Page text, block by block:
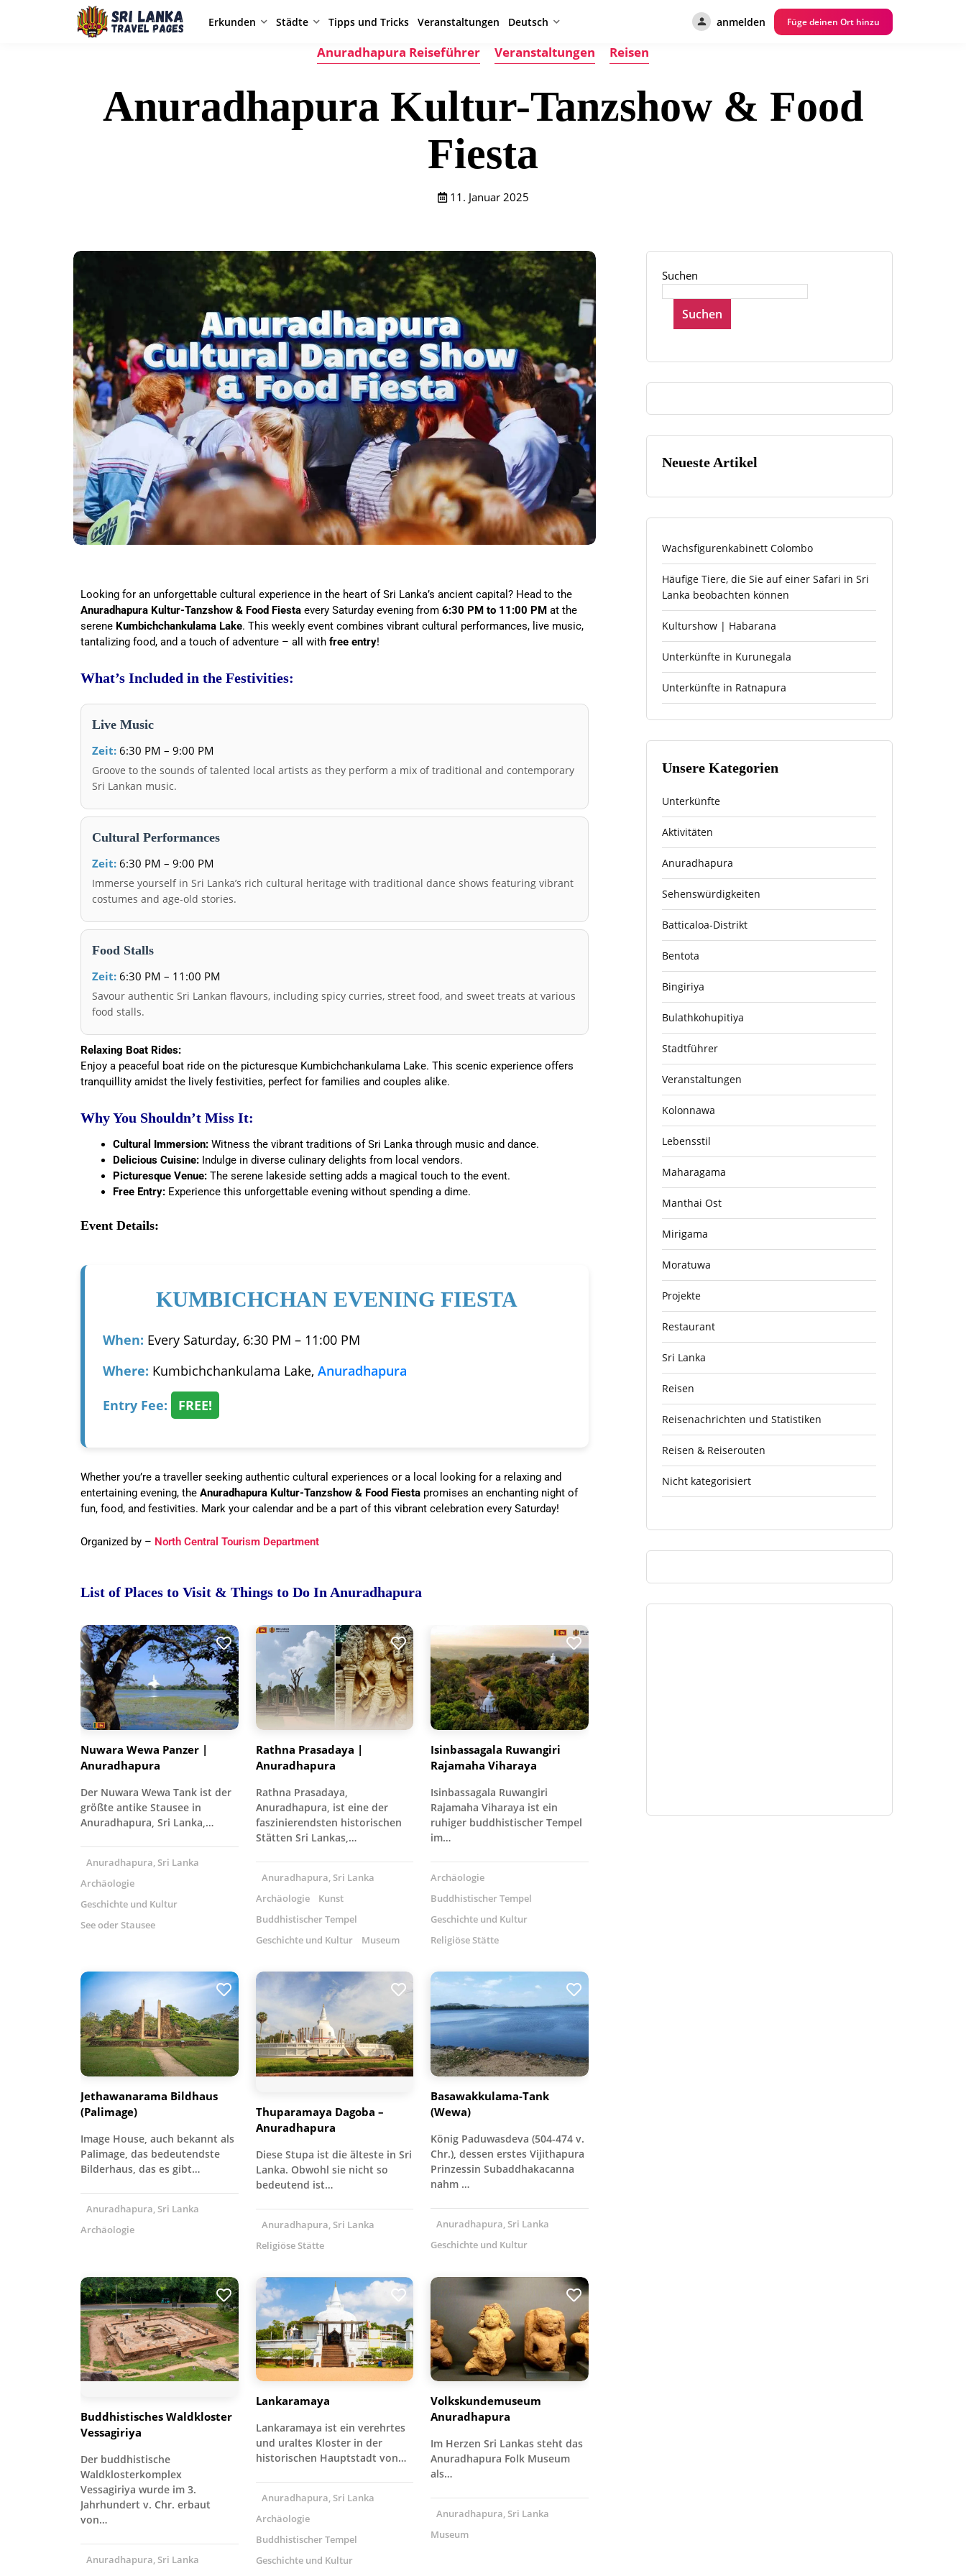
Erkunden Städte Tipps und Tricks Veranstaltungen Deutsch anmelden Füge deinen Ort hinzu
Anuradhapura Reiseführer Veranstaltungen Reisen
Anuradhapura Kultur-Tanzshow & Food
Fiesta
11. Januar 2025
Looking for an unforgettable cultural experience in the heart of Sri Lanka’s ancient capital? Head to the
Anuradhapura Kultur-Tanzshow & Food Fiesta every Saturday evening from 6:30 PM to 11:00 PM at the
serene Kumbichchankulama Lake. This weekly event combines vibrant cultural performances, live music,
tantalizing food, and a touch of adventure – all with free entry!
What’s Included in the Festivities:
Live Music
Zeit: 6:30 PM – 9:00 PM
Groove to the sounds of talented local artists as they perform a mix of traditional and contemporary
Sri Lankan music.
Cultural Performances
Zeit: 6:30 PM – 9:00 PM
Immerse yourself in Sri Lanka’s rich cultural heritage with traditional dance shows featuring vibrant
costumes and age-old stories.
Food Stalls
Zeit: 6:30 PM – 11:00 PM
Savour authentic Sri Lankan flavours, including spicy curries, street food, and sweet treats at various
food stalls.
Relaxing Boat Rides:
Enjoy a peaceful boat ride on the picturesque Kumbichchankulama Lake. This scenic experience offers
tranquillity amidst the lively festivities, perfect for families and couples alike.
Why You Shouldn’t Miss It:
Cultural Immersion: Witness the vibrant traditions of Sri Lanka through music and dance.
Delicious Cuisine: Indulge in diverse culinary delights from local vendors.
Picturesque Venue: The serene lakeside setting adds a magical touch to the event.
Free Entry: Experience this unforgettable evening without spending a dime.
Event Details:
KUMBICHCHAN EVENING FIESTA
When: Every Saturday, 6:30 PM – 11:00 PM
Where: Kumbichchankulama Lake, Anuradhapura
Entry Fee:
FREE!
Whether you’re a traveller seeking authentic cultural experiences or a local looking for a relaxing and
entertaining evening, the Anuradhapura Kultur-Tanzshow & Food Fiesta promises an enchanting night of
fun, food, and festivities. Mark your calendar and be a part of this vibrant celebration every Saturday!
Organized by – North Central Tourism Department
List of Places to Visit & Things to Do In Anuradhapura
Nuwara Wewa Panzer |
Anuradhapura
Der Nuwara Wewa Tank ist der
größte antike Stausee in
Anuradhapura, Sri Lanka,…
Anuradhapura, Sri Lanka
Archäologie
Geschichte und Kultur
See oder Stausee
Rathna Prasadaya |
Anuradhapura
Rathna Prasadaya,
Anuradhapura, ist eine der
faszinierendsten historischen
Stätten Sri Lankas,…
Anuradhapura, Sri Lanka
Archäologie
Kunst
Buddhistischer Tempel
Geschichte und Kultur
Museum
Isinbassagala Ruwangiri
Rajamaha Viharaya
Isinbassagala Ruwangiri
Rajamaha Viharaya ist ein
ruhiger buddhistischer Tempel
im…
Archäologie
Buddhistischer Tempel
Geschichte und Kultur
Religiöse Stätte
Jethawanarama Bildhaus
(Palimage)
Image House, auch bekannt als
Palimage, das bedeutendste
Bilderhaus, das es gibt…
Anuradhapura, Sri Lanka
Archäologie
Thuparamaya Dagoba –
Anuradhapura
Diese Stupa ist die älteste in Sri
Lanka. Obwohl sie nicht so
bedeutend ist…
Anuradhapura, Sri Lanka
Religiöse Stätte
Basawakkulama-Tank
(Wewa)
König Paduwasdeva (504-474 v.
Chr.), dessen erstes Vijithapura
Prinzessin Subaddhakacanna
nahm …
Anuradhapura, Sri Lanka
Geschichte und Kultur
Buddhistisches Waldkloster
Vessagiriya
Der buddhistische
Waldklosterkomplex
Vessagiriya wurde im 3.
Jahrhundert v. Chr. erbaut
von…
Anuradhapura, Sri Lanka
Lankaramaya
Lankaramaya ist ein verehrtes
und uraltes Kloster in der
historischen Hauptstadt von…
Anuradhapura, Sri Lanka
Archäologie
Buddhistischer Tempel
Geschichte und Kultur
Volkskundemuseum
Anuradhapura
Im Herzen Sri Lankas steht das
Anuradhapura Folk Museum
als…
Anuradhapura, Sri Lanka
Museum
Suchen
Suchen
Neueste Artikel
Wachsfigurenkabinett Colombo
Häufige Tiere, die Sie auf einer Safari in Sri
Lanka beobachten können
Kulturshow | Habarana
Unterkünfte in Kurunegala
Unterkünfte in Ratnapura
Unsere Kategorien
Unterkünfte
Aktivitäten
Anuradhapura
Sehenswürdigkeiten
Batticaloa-Distrikt
Bentota
Bingiriya
Bulathkohupitiya
Stadtführer
Veranstaltungen
Kolonnawa
Lebensstil
Maharagama
Manthai Ost
Mirigama
Moratuwa
Projekte
Restaurant
Sri Lanka
Reisen
Reisenachrichten und Statistiken
Reisen & Reiserouten
Nicht kategorisiert